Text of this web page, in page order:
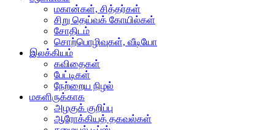
மகான்கள், சித்தர்கள்
சிறு தெய்வக் கோயில்கள்
சோதிடம்
சொற்பொழிவுகள், வீடியோ
இலக்கியம்
கவிதைகள்
பேட்டிகள்
நேற்றைய நிழல்
மகளிருக்காக
அழகுக் குறிப்பு
ஆரோக்கியத் தகவல்கள்